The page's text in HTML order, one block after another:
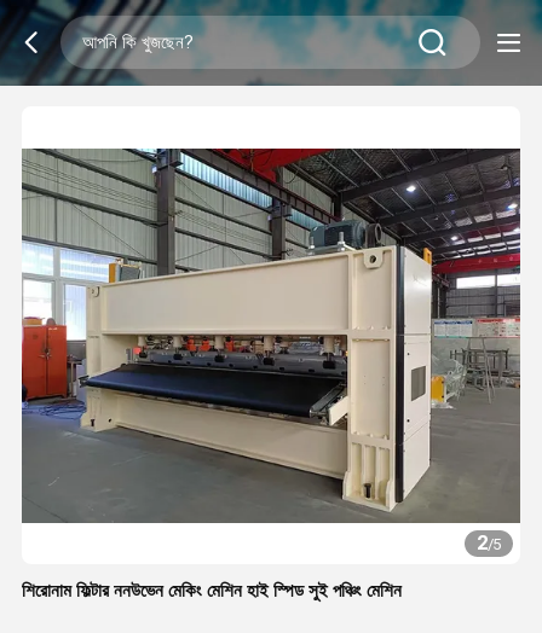
2/5
শিরোনাম ফিল্টার ননউভেন মেকিং মেশিন হাই স্পিড সুই পঞ্চিং মেশিন